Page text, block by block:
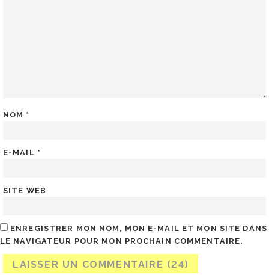
NOM *
E-MAIL *
SITE WEB
ENREGISTRER MON NOM, MON E-MAIL ET MON SITE DANS
LE NAVIGATEUR POUR MON PROCHAIN COMMENTAIRE.